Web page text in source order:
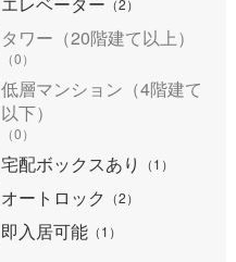
タワー（20階建て以上）
（0）
低層マンション（4階建て
以下）
（0）
宅配ボックスあり （1 ）
オートロック （2）
即入居可能 （1 ）